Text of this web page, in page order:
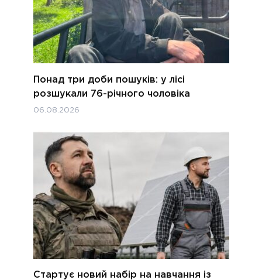
Понад три доби пошуків: у лісі
розшукали 76-річного чоловіка
06.08.2026
Стартує новий набір на навчання із